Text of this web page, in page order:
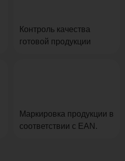
Контроль качества
готовой продукции
Маркировка продукции в
соответствии с EAN.